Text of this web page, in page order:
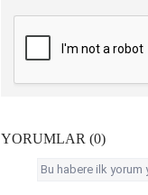
YORUMLAR (0)
Bu habere ilk yorum